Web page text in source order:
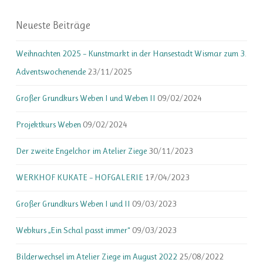
Neueste Beiträge
Weihnachten 2025 – Kunstmarkt in der Hansestadt Wismar zum 3.
Adventswochenende 23/11/2025
Großer Grundkurs Weben I und Weben II 09/02/2024
Projektkurs Weben 09/02/2024
Der zweite Engelchor im Atelier Ziege 30/11/2023
WERKHOF KUKATE – HOFGALERIE 17/04/2023
Großer Grundkurs Weben I und II 09/03/2023
Webkurs „Ein Schal passt immer“ 09/03/2023
Bilderwechsel im Atelier Ziege im August 2022 25/08/2022